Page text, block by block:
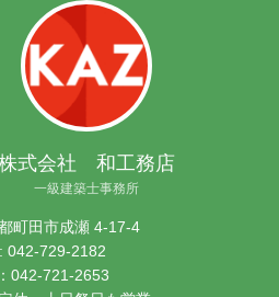
式会社 和工務店
一級建築士事務所
町田市成瀬 4-17-4
729-2182
721-2653